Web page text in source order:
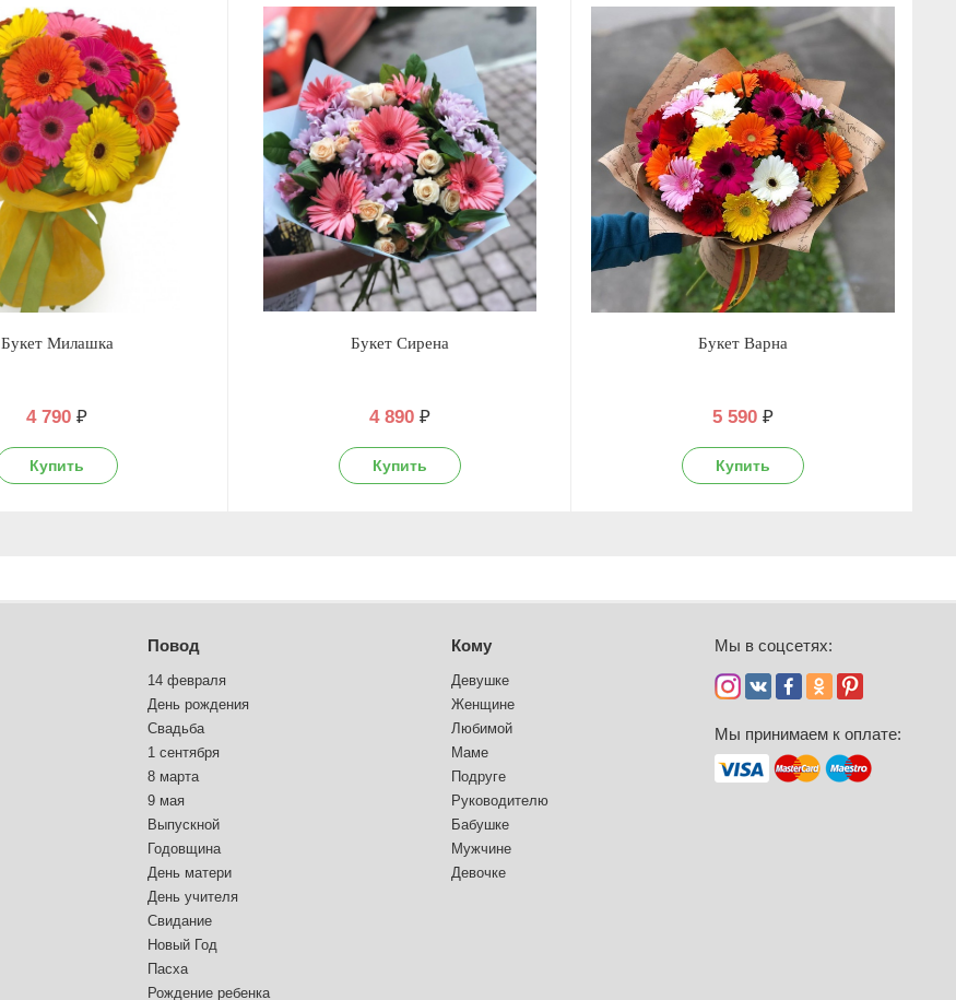
Букет Милашка
4 790 ₽
Букет Сирена
4 890 ₽
Букет Варна
5 590 ₽
Повод
14 февраля
День рождения
Свадьба
1 сентября
8 марта
9 мая
Выпускной
Годовщина
День матери
День учителя
Свидание
Новый Год
Пасха
Рождение ребенка
Кому
Девушке
Женщине
Любимой
Маме
Подруге
Руководителю
Бабушке
Мужчине
Девочке
Мы в соцсетях:
Мы принимаем к оплате: